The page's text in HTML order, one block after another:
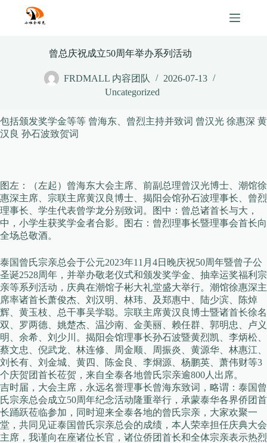
content
曾总庆祝成立50周年举办系列活动
FRDMALL 内容团队
2026-07-13
Uncategorized
包括颁发奖学金等等 曾海东、曾烈主持并致词 曾汉光 徐惠深 黄
汉良 孙石波致贺词
图左：（左起）曾海东大会主席、前副总理曾汉光博士、潮馆徐
惠深主席、宗联主席黄汉良博士、揭阳会馆孙石波理事长、曾烈
理事长、学生代表曾学龙分别致词。图中：曾总诸首长与大，
中，小学生获奖学金者合影。图右：曾烈理事长暨理事会首长向
全场总敬酒。
泰国曾氏宗亲总会于公元2023年11月4日晚庆祝50周年暨曾子公
圣诞2528周年，并举办敬老仪式和颁发奖学金、抽幸运奖福利宗
亲等系列活动，庆典在潮馆子彬大礼堂盛大举行。潮馆徐惠深主
席率诸首长萧俊杰、刘汉明、林玮、及郑惠中、陆少滨、陈焯
辉、黄玉枝、总干事吴学聪。宗联主席黄汉良博士暨诸首长徐名
双、罗两德、姚楚杰、温沙南、金美丽、赖任群、郭明忠、卢义
明、余希、刘少川。揭阳会馆理事长孙石波暨黄烈凯、李炳松、
蔡文忠、倪武龙、林连修、周金顺、周振炎、黄源华、林惠江、
刘长有、刘金城、黄四、陈金良、李烱源、杨鹏英、萧伟财等3
个庆贺团首长莅贺，来自全泰各地曾氏宗亲逾800人出席。
吉时届，大会主席，永远名誉理事长曾海东致词，略谓：泰国曾
氏宗亲总会成立50周年纪念活动隆重举行，承蒙泰华各界侨团首
长踊跃莅临参加，同时迎来全泰各地的曾氏宗亲，大家欢聚一
堂，共同见证泰国曾氏宗亲总会的成绩，本人荣幸担任庆典大会
主席，我谨向在座诸位长官，诸位侨团首长和全体宗亲表示热烈